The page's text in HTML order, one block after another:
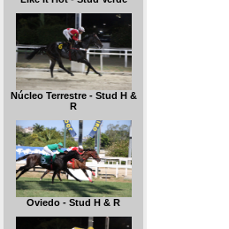
Núcleo Terrestre - Stud H &
R
Oviedo - Stud H & R